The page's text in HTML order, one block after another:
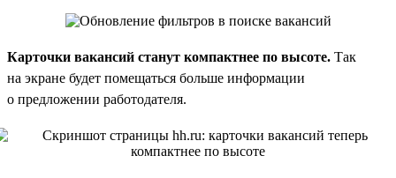
Карточки вакансий станут компактнее по высоте. Так
на экране будет помещаться больше информации
о предложении работодателя.